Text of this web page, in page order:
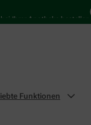
Apotheke bestellen
Funktionen